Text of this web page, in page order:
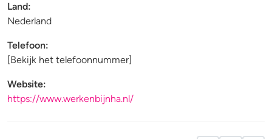
Land:
Nederland
Telefoon:
[Bekijk het telefoonnummer]
Website:
https://www.werkenbijnha.nl/